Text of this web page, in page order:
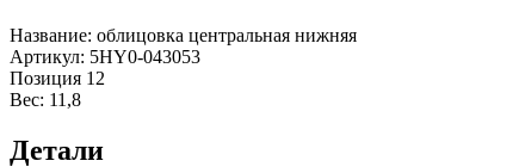
Название: облицовка центральная нижняя
Артикул: 5HY0-043053
Позиция 12
Вес: 11,8
Детали